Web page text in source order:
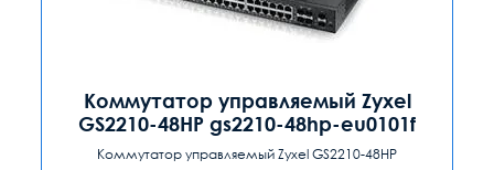
Коммутатор управляемый Zyxel
GS2210-48HP gs2210-48hp-eu0101f
Коммутатор управляемый Zyxel GS2210-48HP